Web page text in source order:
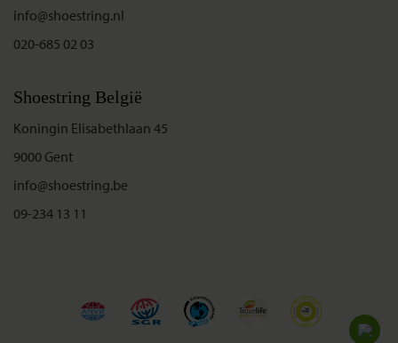
info@shoestring.nl
020-685 02 03
Shoestring België
Koningin Elisabethlaan 45
9000 Gent
info@shoestring.be
09-234 13 11